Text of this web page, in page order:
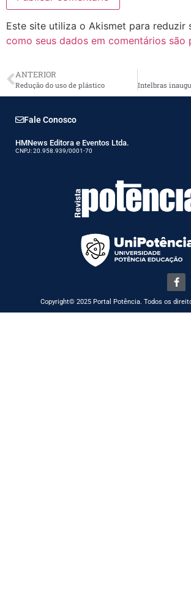
Este site utiliza o Akismet para reduzir
como seus dados em comentários são
ANTERIOR
Redução do uso de plástico Intelbras
Fale Conosco
HMNews Editora e Eventos Ltda.
CNPJ: 20.958.939/0001-70
Copyright© 2025 Portal Potência. Todos os